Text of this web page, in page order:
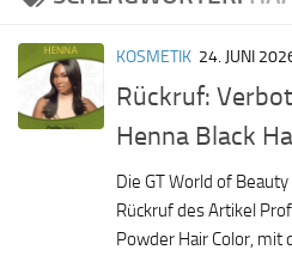
KOSMETIK 24. JUNI
Rückruf:
Henna Black
Die GT World of
Rückruf des Artikel
Powder Hair Color, mit